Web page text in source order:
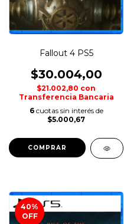
Fallout 4 PS5
$30.004,00
$21.002,80 con
Transferencia Bancaria
6 cuotas sin interés de
$5.000,67
COMPRAR
40%
OFF